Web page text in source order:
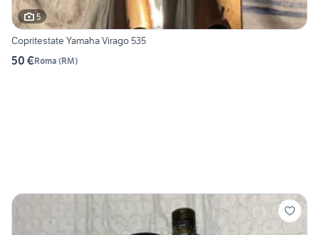
5
Copritestate Yamaha Virago 535
50 €Roma (RM)